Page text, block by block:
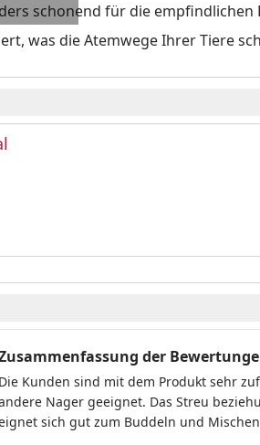
schonend für die
was die Atemwege Ihrer Tiere
der
Die Kunden sind mit dem Produkt sehr
Nager geeignet. Das Streu
sich gut zum Buddeln und